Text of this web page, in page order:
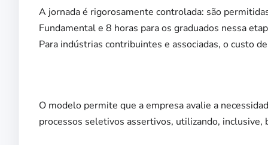
A jornada é rigorosamente controlada: são
Fundamental e 8 horas para os graduados nessa
Para indústrias contribuintes e associadas, o custo
O modelo permite que a empresa avalie a
processos seletivos assertivos, utilizando, inclusive,